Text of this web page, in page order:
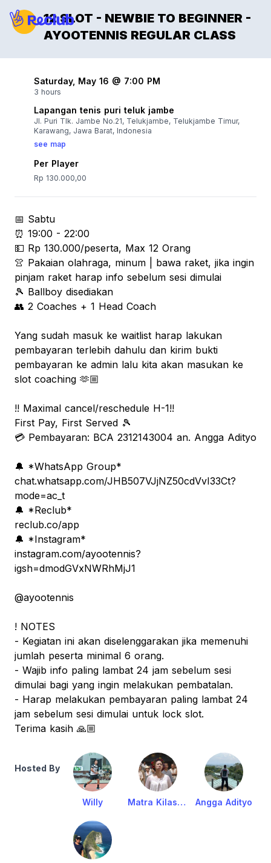
12 SLOT - NEWBIE TO BEGINNER -
AYOOTENNIS REGULAR CLASS
Saturday, May 16 @ 7:00 PM
3 hours
Lapangan tenis puri teluk jambe
Jl. Puri Tlk. Jambe No.21, Telukjambe, Telukjambe Timur,
Karawang, Jawa Barat, Indonesia
see map
Per Player
Rp 130.000,00
📅 Sabtu
⏰ 19:00 - 22:00
💵 Rp 130.000/peserta, Max 12 Orang
👚 Pakaian olahraga, minum | bawa raket, jika ingin
pinjam raket harap info sebelum sesi dimulai
🎾 Ballboy disediakan
👥 2 Coaches + 1 Head Coach
Yang sudah masuk ke waitlist harap lakukan
pembayaran terlebih dahulu dan kirim bukti
pembayaran ke admin lalu kita akan masukan ke
slot coaching 🫶🏼
!! Maximal cancel/reschedule H-1!!
First Pay, First Served 🎾
💳 Pembayaran: BCA 2312143004 an. Angga Adityo
🔔 *WhatsApp Group*
chat.whatsapp.com/JHB507VJjNZ50cdVvI33Ct?
mode=ac_t
🔔 *Reclub*
reclub.co/app
🔔 *Instagram*
instagram.com/ayootennis?
igsh=dmodGVxNWRhMjJ1
@ayootennis
! NOTES
- Kegiatan ini akan diselenggarakan jika memenuhi
jumlah peserta minimal 6 orang.
- Wajib info paling lambat 24 jam sebelum sesi
dimulai bagi yang ingin melakukan pembatalan.
- Harap melakukan pembayaran paling lambat 24
jam sebelum sesi dimulai untuk lock slot.
Terima kasih 🙏🏼
Hosted By
Willy Matra Kilasani Anikawa Angga Adityo